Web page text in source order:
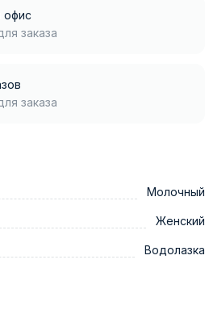
заказа
заказа
Молочный
Женский
Водолазка